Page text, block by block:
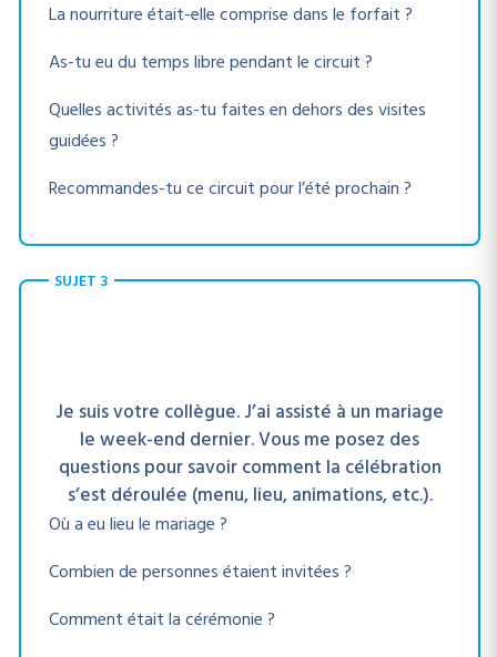
La nourriture était-elle comprise dans le forfait ?
As-tu eu du temps libre pendant le circuit ?
Quelles activités as-tu faites en dehors des visites
guidées ?
Recommandes-tu ce circuit pour l’été prochain ?
SUJET 3
Je suis votre collègue. J’ai assisté à un mariage
le week-end dernier. Vous me posez des
questions pour savoir comment la célébration
s’est déroulée (menu, lieu, animations, etc.).
Où a eu lieu le mariage ?
Combien de personnes étaient invitées ?
Comment était la cérémonie ?